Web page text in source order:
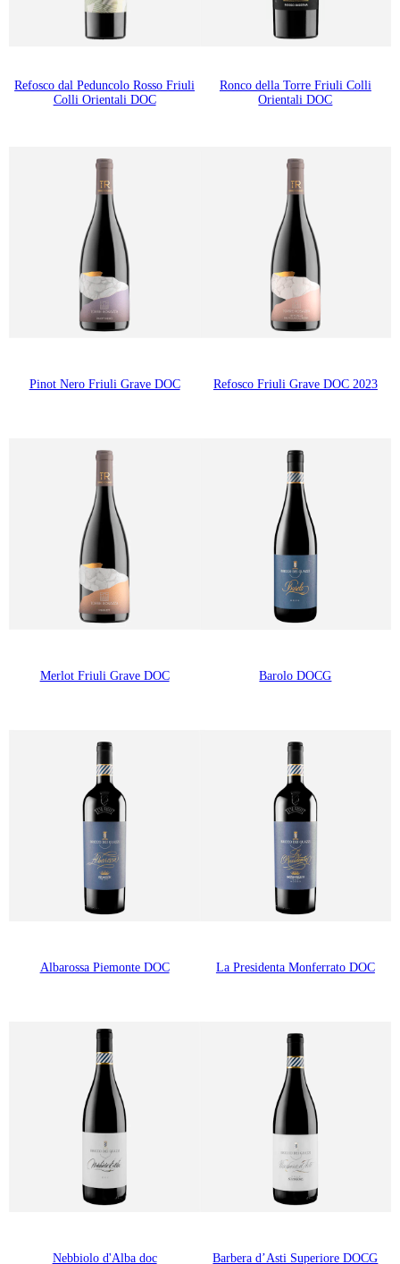
Refosco dal Peduncolo Rosso Friuli
Colli Orientali DOC
Ronco della Torre Friuli Colli
Orientali DOC
Pinot Nero Friuli Grave DOC Refosco Friuli Grave DOC 2023
Merlot Friuli Grave DOC Barolo DOCG
Albarossa Piemonte DOC La Presidenta Monferrato DOC
Nebbiolo d'Alba doc Barbera d’Asti Superiore DOCG